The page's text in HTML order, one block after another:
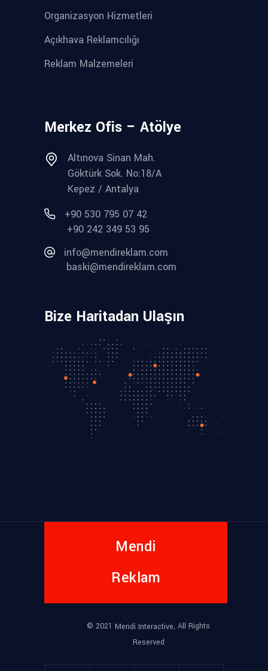
Organizasyon Hizmetleri
Açıkhava Reklamcılığı
Reklam Malzemeleri
Merkez Ofis – Atölye
Altınova Sinan Mah.
Göktürk Sok. No:18/A
Kepez / Antalya
+90 530 795 07 42
+90 242 349 53 95
info@mendireklam.com
baski@mendireklam.com
Bize Haritadan Ulaşın
Mendi
Reklam
© 2021 Mendi Interactive, All Rights
Reserved